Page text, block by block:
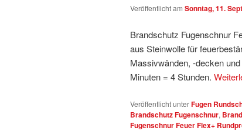
Veröffentlicht am Sonntag, 11.
Brandschutz Fugenschnur
aus Steinwolle für
Massivwänden, -decken
Minuten = 4 Stunden.
Veröffentlicht unterFugen
Brandschutz Fugenschnur,
Fugenschnur Feuer Flex+